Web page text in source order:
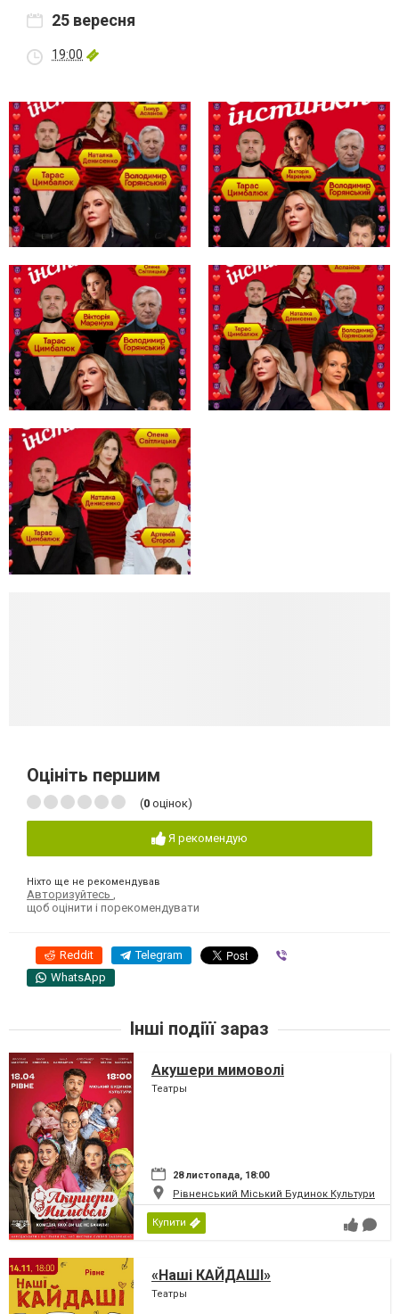
25 вересня
19:00
Оцініть першим
(0 оцінок)
Я рекомендую
Ніхто ще не рекомендував
Авторизуйтесь ,
щоб оцінити і порекомендувати
Reddit Telegram
WhatsApp
Інші подіїї зараз
Акушери мимоволі
Театры
28 листопада, 18:00
Рівненський Міський Будинок Культури
Купити
«Наші КАЙДАШІ»
Театры